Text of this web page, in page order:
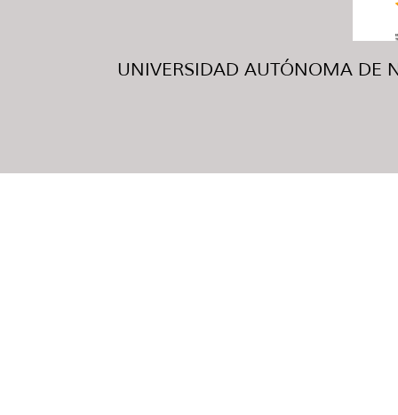
UNIVERSIDAD AUTÓNOMA DE